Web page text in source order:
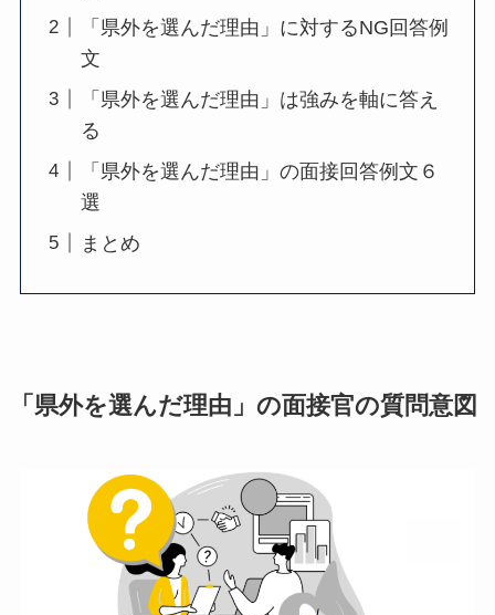
「県外を選んだ理由」に対するNG回答例
文
「県外を選んだ理由」は強みを軸に答え
る
「県外を選んだ理由」の面接回答例文６
選
まとめ
「県外を選んだ理由」の面接官の質問意図